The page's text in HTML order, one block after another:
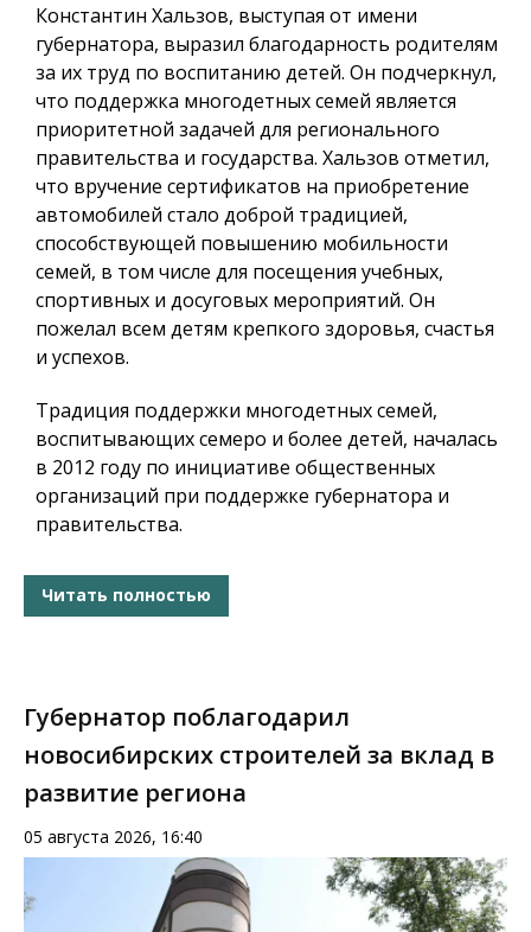
Константин Хальзов, выступая от имени
губернатора, выразил благодарность родителям
за их труд по воспитанию детей. Он подчеркнул,
что поддержка многодетных семей является
приоритетной задачей для регионального
правительства и государства. Хальзов отметил,
что вручение сертификатов на приобретение
автомобилей стало доброй традицией,
способствующей повышению мобильности
семей, в том числе для посещения учебных,
спортивных и досуговых мероприятий. Он
пожелал всем детям крепкого здоровья, счастья
и успехов.
Традиция поддержки многодетных семей,
воспитывающих семеро и более детей, началась
в 2012 году по инициативе общественных
организаций при поддержке губернатора и
правительства.
Читать полностью
Губернатор поблагодарил
новосибирских строителей за вклад в
развитие региона
05 августа 2026, 16:40